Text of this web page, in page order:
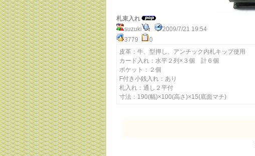
札束入れ
suzuki
2009/7/21 19:54
3779
0
皮革：牛、型押し、アンチック内札キップ使用
カード入れ：水平２列×３個 計６個
ポケット：２個
F付き小銭入れ：あり
札入れ：通し２平付
寸法：190(幅)×100(高さ)×15(底面マチ)